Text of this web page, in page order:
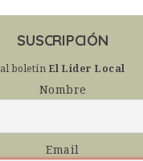
SUSCRIPCIÓN
al boletín El Lider Local
Nombre
Email